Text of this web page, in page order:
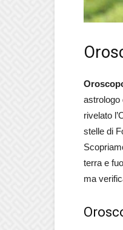
astrologo
rivelato
stelle di
terra e
ma